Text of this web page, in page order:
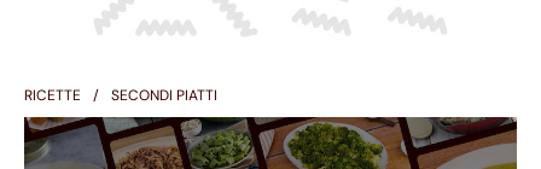
RICETTE SECONDI PIATTI